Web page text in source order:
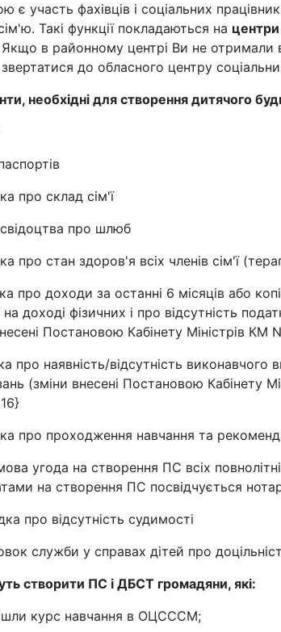
є участь фахівців і соціальних
Такі функції покладаються на центри
Якщо в районному центрі Ви не отримали
до обласного центру
необхідні для створення дитячого
про склад сім'ї
свідоцтва про шлюб
про стан здоров'я всіх членів сім'ї
про доходи за останні 6 місяців або
доході фізичних і про відсутність
Постановою Кабінету Міністрів
про наявність/відсутність
(зміни внесені Постановою Кабінету
про проходження навчання та
угода на створення ПС всіх
на створення ПС посвідчується
про відсутність судимості
служби у справах дітей про
створити ПС і ДБСТ громадяни, які:
курс навчання в ОЦСССМ;